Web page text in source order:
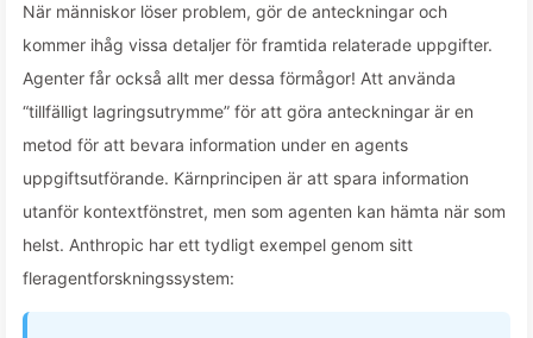
När människor löser problem, gör de anteckningar och
kommer ihåg vissa detaljer för framtida relaterade uppgifter.
Agenter får också allt mer dessa förmågor! Att använda
“tillfälligt lagringsutrymme” för att göra anteckningar är en
metod för att bevara information under en agents
uppgiftsutförande. Kärnprincipen är att spara information
utanför kontextfönstret, men som agenten kan hämta när som
helst. Anthropic har ett tydligt exempel genom sitt
fleragentforskningssystem: